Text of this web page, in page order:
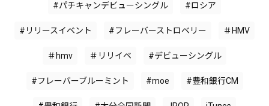
#パチキャンデビューシングル #ロシア
#リリースイベント #フレーバーストロベリー ＃HMV
＃hmv ＃リリイベ #デビューシングル
#フレーバーブルーミント #moe #豊和銀行CM